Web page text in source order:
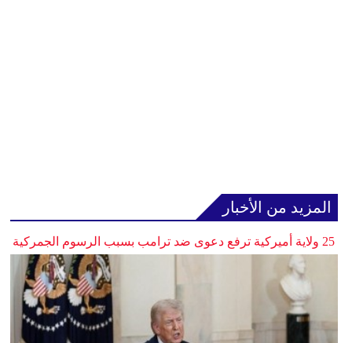
المزيد من الأخبار
25 ولاية أميركية ترفع دعوى ضد ترامب بسبب الرسوم الجمركية